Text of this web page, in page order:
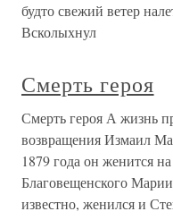
будто свежий ветер
Всколыхнул
Смерть героя
Смерть героя А жизнь
возвращения Измаил
1879 года он женится
Благовещенского
известно, женился и